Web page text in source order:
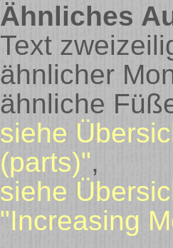
Ähnliches
Text
ähnlicher
ähnliche
siehe
(parts)",
siehe
"Increasing